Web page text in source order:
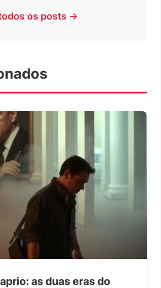
os posts →
as duas eras do